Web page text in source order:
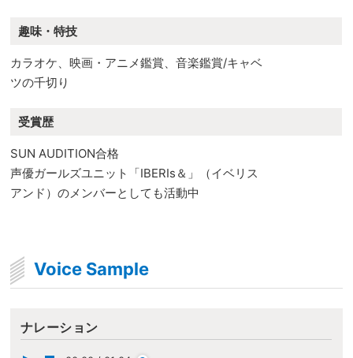
趣味・特技
カラオケ、映画・アニメ鑑賞、音楽鑑賞/キャベ
ツの千切り
受賞歴
SUN AUDITION合格
声優ガールズユニット「IBERIs＆」（イベリス
アンド）のメンバーとしても活動中
Voice Sample
ナレーション